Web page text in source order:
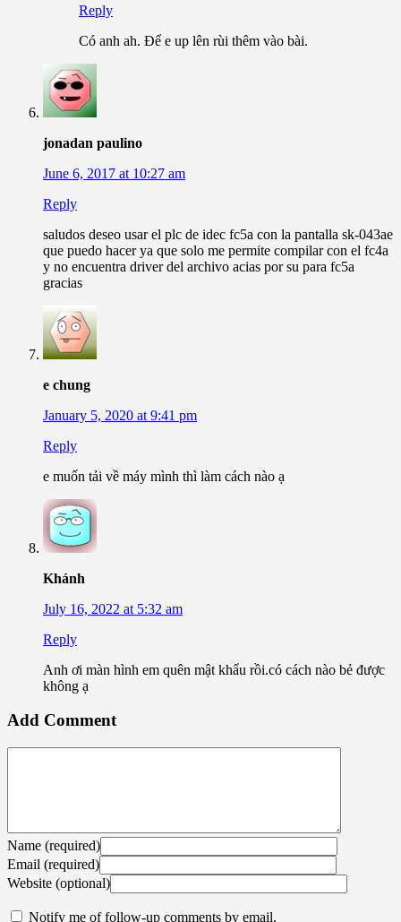
Reply
Có anh ah. Để e up lên rùi thêm vào bài.
jonadan paulino
June 6, 2017 at 10:27 am
Reply
saludos deseo usar el plc de idec fc5a con la pantalla sk-043ae
que puedo hacer ya que solo me permite compilar con el fc4a
y no encuentra driver del archivo acias por su para fc5a
gracias
e chung
January 5, 2020 at 9:41 pm
Reply
e muốn tải về máy mình thì làm cách nào ạ
Khánh
July 16, 2022 at 5:32 am
Reply
Anh ơi màn hình em quên mật khẩu rồi.có cách nào bẻ được
không ạ
Add Comment
Name (required)
Email (required)
Website (optional)
Notify me of follow-up comments by email.